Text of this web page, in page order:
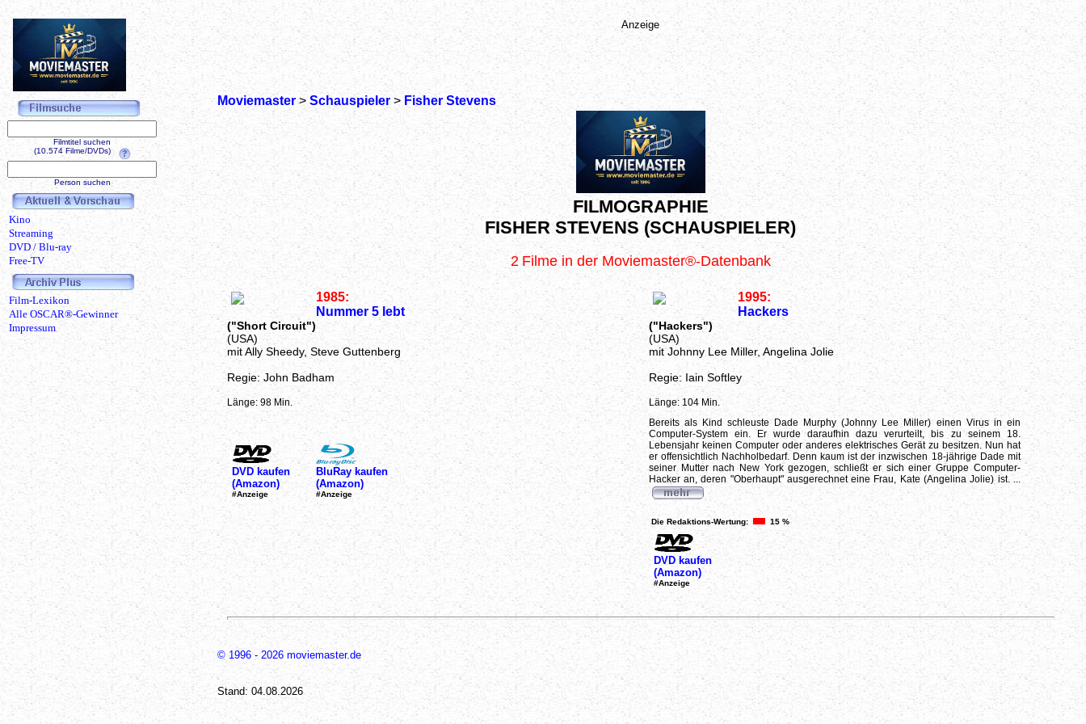
Moviemaster> Schauspieler> Fisher Stevens
FILMOGRAPHIE
FISHER STEVENS (SCHAUSPIELER)
2 Filme in der Moviemaster®-Datenbank
1985:
Nummer 5 lebt
("Short Circuit")
(USA)
mit Ally Sheedy, Steve Guttenberg
Regie: John Badham
Länge: 98 Min.
DVD kaufen
(Amazon)
#Anzeige
BluRay kaufen
(Amazon)
#Anzeige
1995:
Hackers
("Hackers")
(USA)
mit Johnny Lee Miller, Angelina Jolie
Regie: Iain Softley
Länge: 104 Min.
Bereits als Kind schleuste Dade Murphy (Johnny Lee Miller) einen Virus in ein
Computer-System ein. Er wurde daraufhin dazu verurteilt, bis zu seinem 18.
Lebensjahr keinen Computer oder anderes elektrisches Gerät zu besitzen. Nun hat
er offensichtlich Nachholbedarf. Denn kaum ist der inzwischen 18-jährige Dade mit
seiner Mutter nach New York gezogen, schließt er sich einer Gruppe Computer-
Hacker an, deren "Oberhaupt" ausgerechnet eine Frau, Kate (Angelina Jolie) ist. ...
Die Redaktions-Wertung: 15 %
DVD kaufen
(Amazon)
#Anzeige
© 1996 - 2026 moviemaster.de
Stand: 04.08.2026
Anzeige
Filmtitel suchen
(10.574 Filme/DVDs)
Person suchen
Kino
Streaming
DVD / Blu-ray
Free-TV
Film-Lexikon
Alle OSCAR®-Gewinner
Impressum